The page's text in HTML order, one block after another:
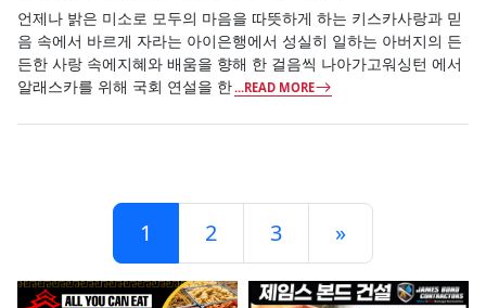
언제나 밝은 미소로 모두의 마음을 따뜻하게 하는 키스카사랑과 믿
음 속에서 바르게 자라는 아이은행에서 성실히 일하는 아버지의 든
든한 사랑 속에지혜와 배움을 향해 한 걸음씩 나아가고워싱턴 에서
알래스카를 위해 국회 연설을 한 ...READ MORE
Posts navigation
1 2 3 »